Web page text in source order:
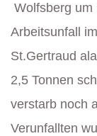
Wolfsberg um
Arbeitsunfall
St.Gertraud
2,5 Tonnen
verstarb noch
Verunfallten